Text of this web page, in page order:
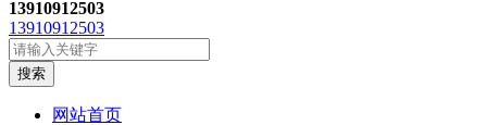
13910912503
13910912503
搜索
网站首页